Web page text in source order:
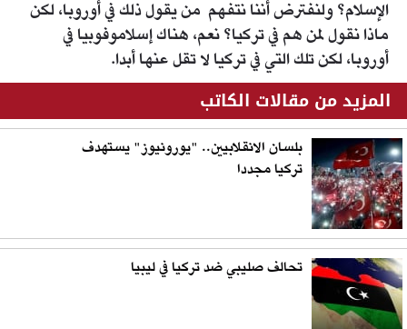
الإسلام؟ ولنفترض أننا نتفهم من يقول ذلك في أوروبا، لكن
ماذا نقول لمن هم في تركيا؟ نعم، هناك إسلاموفوبيا في
أوروبا، لكن تلك التي في تركيا لا تقل عنها أبدا.
المزيد من مقالات الكاتب
بلسان الانقلابيين.. "يورونيوز" يستهدف
تركيا مجددا
تحالف صليبي ضد تركيا في ليبيا